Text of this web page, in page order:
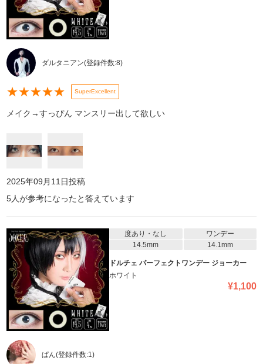
ダルタニアン(登録件数:8)
★★★★★ SuperExcellent
メイク→すっぴん マンスリー出して欲しい
2025年09月11日投稿
5人が参考になったと答えています
度あり・なし
ワンデー
14.5mm
14.1mm
ドルチェ パーフェクトワンデー ジョーカー
ホワイト
¥1,100
ぱん(登録件数:1)